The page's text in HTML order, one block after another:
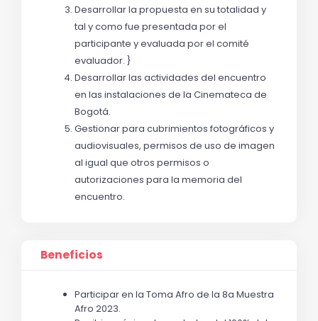
Desarrollar la propuesta en su totalidad y
tal y como fue presentada por el
participante y evaluada por el comité
evaluador. }
Desarrollar las actividades del encuentro
en las instalaciones de la Cinemateca de
Bogotá.
Gestionar para cubrimientos fotográficos y
audiovisuales, permisos de uso de imagen
al igual que otros permisos o
autorizaciones para la memoria del
encuentro.
Beneficios
Participar en la Toma Afro de la 8a Muestra
Afro 2023.